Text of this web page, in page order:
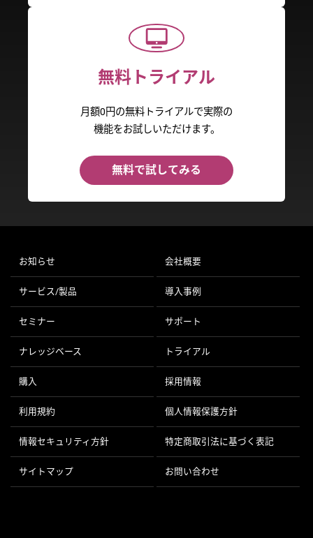
無料トライアル
月額0円の無料トライアルで実際の
機能をお試しいただけます。
無料で試してみる
お知らせ 会社概要
サービス/製品 導入事例
セミナー サポート
ナレッジベース トライアル
購入 採用情報
利用規約 個人情報保護方針
情報セキュリティ方針 特定商取引法に基づく表記
サイトマップ お問い合わせ